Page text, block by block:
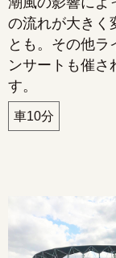
の流れが大きく
とも。その他ラ
ンサートも催さ
す。
車10分